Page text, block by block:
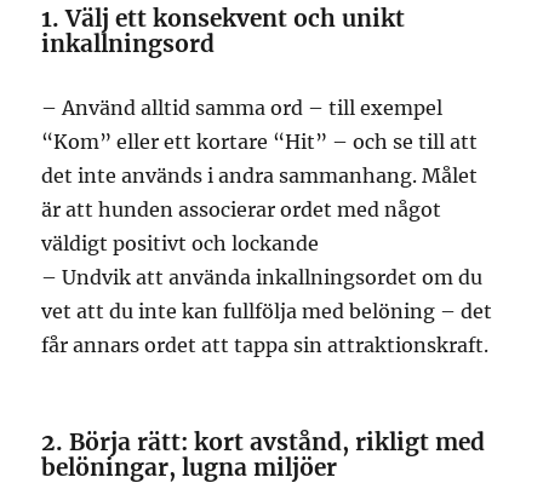
1. Välj ett konsekvent och unikt
inkallningsord
– Använd alltid samma ord – till exempel
“Kom” eller ett kortare “Hit” – och se till att
det inte används i andra sammanhang. Målet
är att hunden associerar ordet med något
väldigt positivt och lockande
– Undvik att använda inkallningsordet om du
vet att du inte kan fullfölja med belöning – det
får annars ordet att tappa sin attraktionskraft.
2. Börja rätt: kort avstånd, rikligt med
belöningar, lugna miljöer